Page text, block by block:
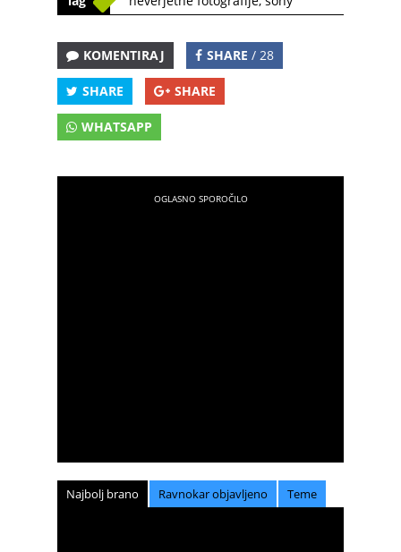
KOMENTIRAJ SHARE / 28
SHARE SHARE
WHATSAPP
Najbolj brano Ravnokar objavljeno Teme